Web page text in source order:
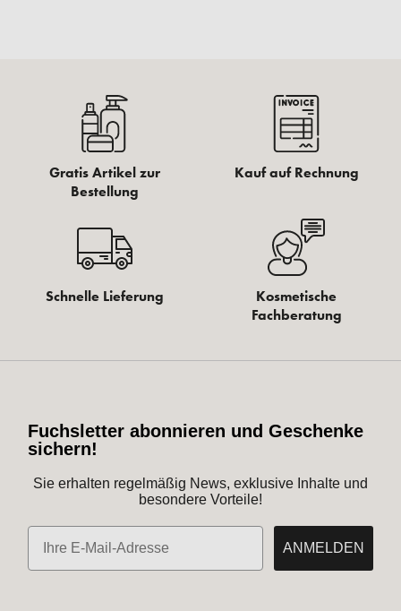
Gratis Artikel zur
Bestellung
Kauf auf Rechnung
Schnelle Lieferung
Kosmetische
Fachberatung
Fuchsletter abonnieren und Geschenke
sichern!
Sie erhalten regelmäßig News, exklusive Inhalte und
besondere Vorteile!
E-Mail
ANMELDEN